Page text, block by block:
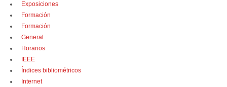
Exposiciones
Formación
Formación
General
Horarios
IEEE
Índices bibliométricos
Internet